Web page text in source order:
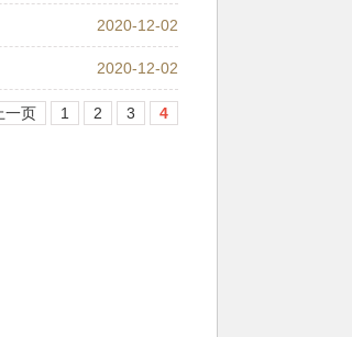
2020-12-02
2020-12-02
一页 1 2 3 4